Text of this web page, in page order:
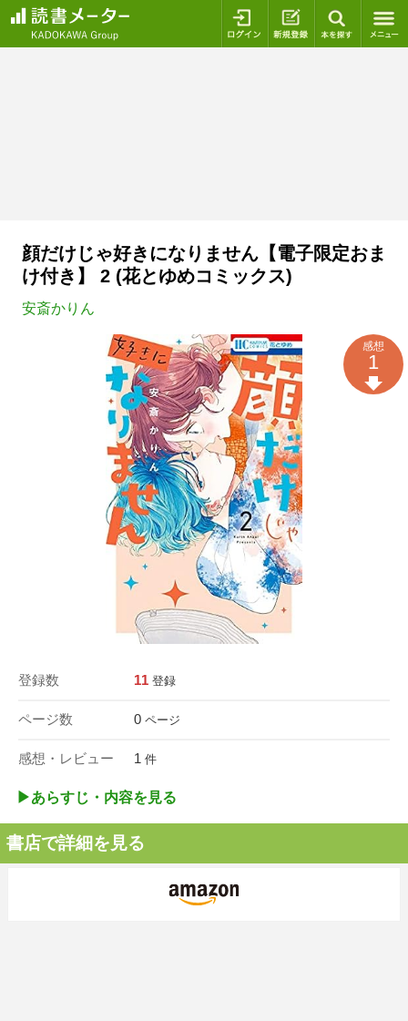
ログイン 新規登録
顔だけじゃ好きになりません【電子限定おま
け付き】 2 (花とゆめコミックス)
安斎かりん
登録数 11 登録
ページ数 0 ページ
感想・レビュー 1 件
感想
1
▶︎あらすじ・内容を見る
書店で詳細を見る